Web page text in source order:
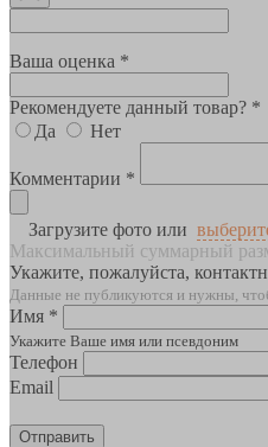
Ваша оценка *
Рекомендуете данный товар? *
Да
Нет
Комментарии *
Загрузите фото или
Максимальный суммарный
Укажите, пожалуйста,
Данные не публикуются и нужны,
Имя *
Укажите Ваше имя или псевдоним
Телефон
Email
Отправить